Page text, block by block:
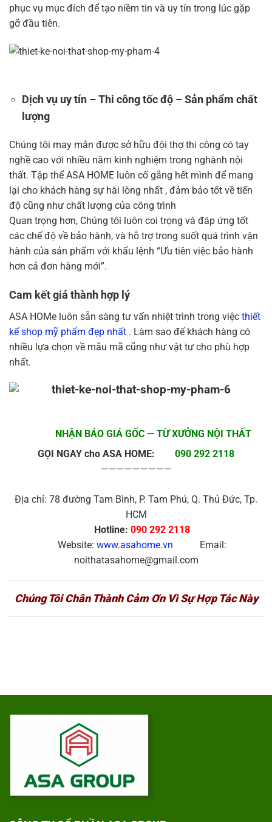
phục vụ mục đích để tạo niềm tin và uy tín trong lúc gặp
gỡ đầu tiên.
Dịch vụ uy tín – Thi công tốc độ – Sản phẩm chất
lượng
Chúng tôi may mắn được sở hữu đội thợ thi công có tay
nghề cao với nhiều năm kinh nghiệm trong nghành nội
thất. Tập thể ASA HOME luôn cố gắng hết mình để mang
lại cho khách hàng sự hài lòng nhất , đảm bảo tốt về tiến
độ cũng như chất lượng của công trình
Quan trọng hơn, Chúng tôi luôn coi trọng và đáp ứng tốt
các chế độ về bảo hành, và hỗ trợ trong suốt quá trình vận
hành của sản phẩm với khẩu lệnh “Ưu tiên việc bảo hành
hơn cả đơn hàng mới”.
Cam kết giá thành hợp lý
ASA HOMe luôn sẵn sàng tư vấn nhiệt trình trong việc thiết
kế shop mỹ phẩm đẹp nhất . Làm sao để khách hàng có
nhiều lựa chọn về mẫu mã cũng như vật tư cho phù hợp
nhất.
NHẬN BÁO GIÁ GỐC — TỪ XƯỞNG NỘI THẤT
GỌI NGAY cho ASA HOME:
090 292 2118
—————————
Địa chỉ: 78 đường Tam Bình, P. Tam Phú, Q. Thủ Đức, Tp.
HCM
Hotline: 090 292 2118
Website: www.asahome.vn
Email:
noithatasahome@gmail.com
Chúng Tôi Chân Thành Cảm Ơn Vì Sự Hợp Tác Này